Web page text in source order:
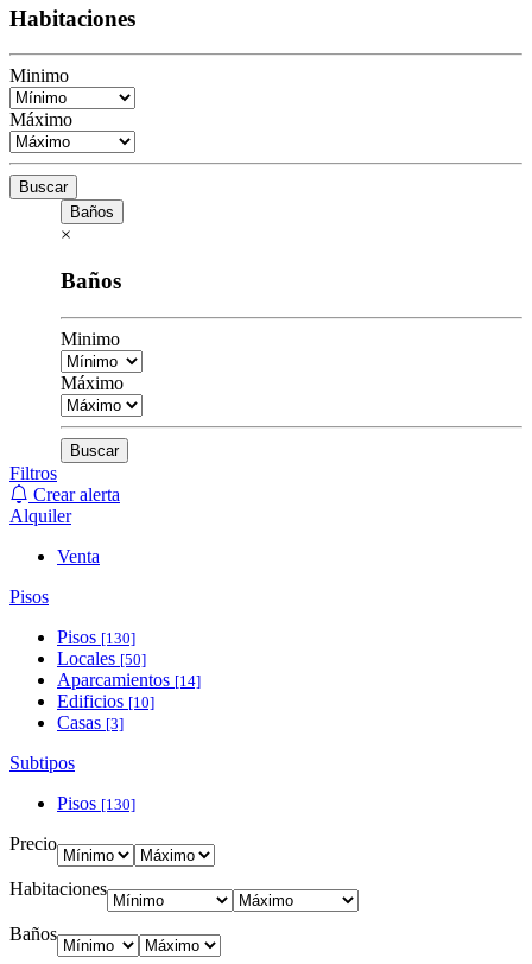
Habitaciones
Minimo
Máximo
Buscar
Baños
×
Baños
Minimo
Máximo
Buscar
Filtros
Crear alerta
Alquiler
Venta
Pisos
Pisos [130]
Locales [50]
Aparcamientos [14]
Edificios [10]
Casas [3]
Subtipos
Pisos [130]
Precio
Habitaciones
Baños